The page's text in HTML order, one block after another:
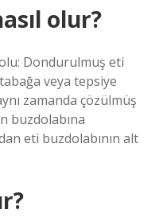
olur?
Dondurulmuş eti
veya tepsiye
zamanda çözülmüş
buzdolabına
eti buzdolabının alt